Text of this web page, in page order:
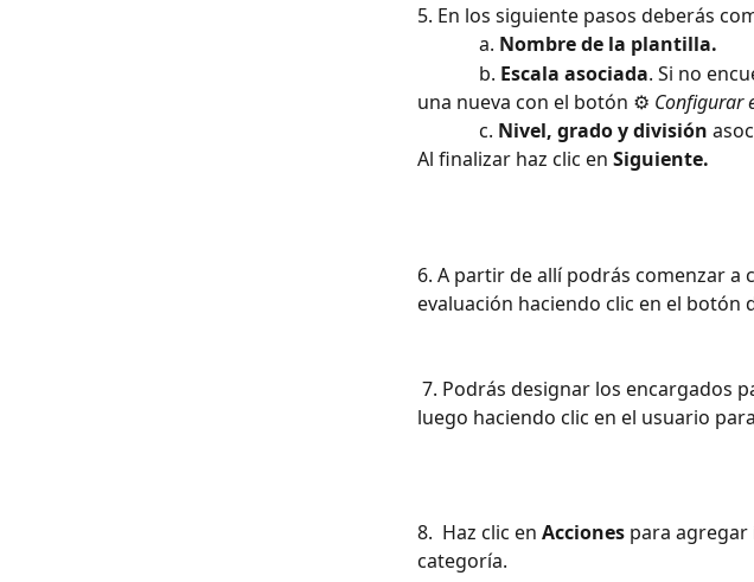
5. En los siguiente pasos deberás
             a.
Nombre de la plantilla.
             b.
Escala asociada. Si no
una nueva con el botón ⚙️ Configurar
             c.
Nivel, grado y división
Al finalizar haz clic en Siguiente.
6. A partir de allí podrás comenzar
evaluación haciendo clic en el botón
luego haciendo clic en el usuario
8.  Haz clic en Acciones para agregar
categoría.